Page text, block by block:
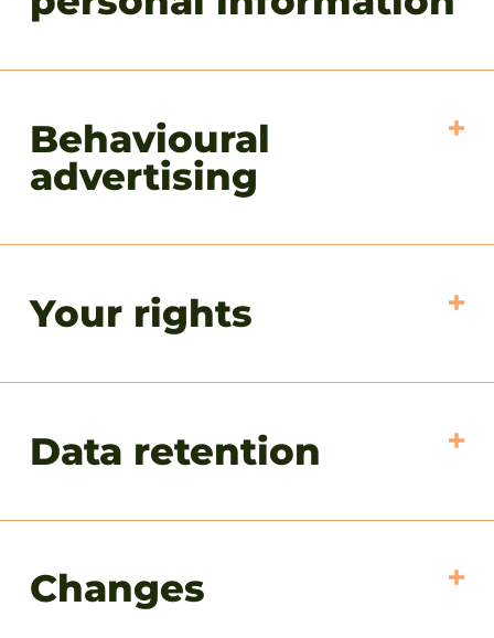
Behavioural
advertising
Your rights
Data retention
Changes